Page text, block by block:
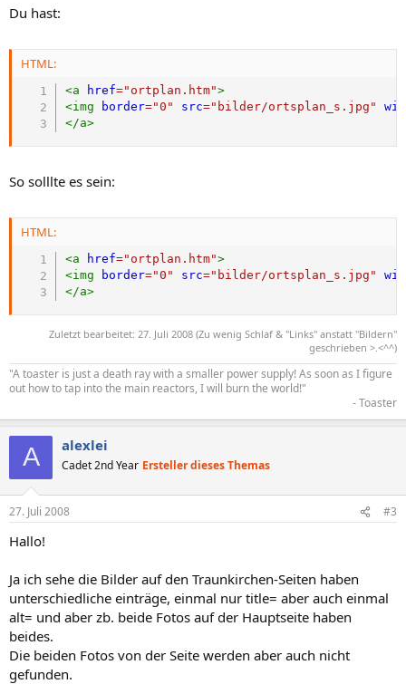
Du hast:
HTML:
<a href=" ortplan.htm">
<img border="0 " src=" bilder/ortsplan_s.jpg "
</a>
So solllte es sein:
HTML:
<a href=" ortplan.htm">
<img border="0 " src=" bilder/ortsplan_s.jpg "
</a>
Zuletzt bearbeitet: 27. Juli 2008 (Zu wenig Schlaf & "Links" anstatt "Bildern"
geschrieben >.<^^)
"A toaster is just a death ray with a smaller power supply! As soon as I figure
out how to tap into the main reactors, I will burn the world!"
- Toaster​
A alexlei
Cadet 2nd Year Ersteller dieses Themas
27. Juli 2008 #3
Hallo!
Ja ich sehe die Bilder auf den Traunkirchen-Seiten haben
unterschiedliche einträge, einmal nur title= aber auch einmal
alt= und aber zb. beide Fotos auf der Hauptseite haben
beides.
Die beiden Fotos von der Seite werden aber auch nicht
gefunden.